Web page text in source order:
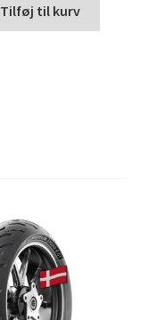
Tilføj til kurv